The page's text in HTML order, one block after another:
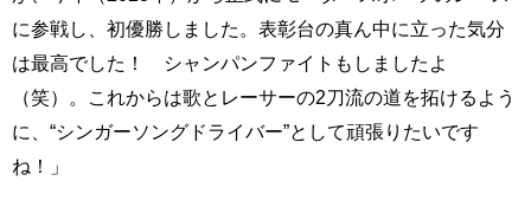
に参戦し、初優勝しました。表彰台の真ん中に立った気分
は最高でした！ シャンパンファイトもしましたよ
（笑）。これからは歌とレーサーの2刀流の道を拓けるよう
に、“シンガーソングドライバー”として頑張りたいです
ね！」